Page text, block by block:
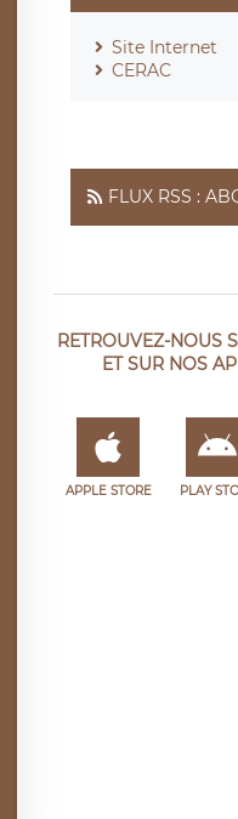
Site Internet
CERAC
FLUX RSS :
RETROUVEZ-NOUS
ET SUR NOS
APPLE STORE PLAY